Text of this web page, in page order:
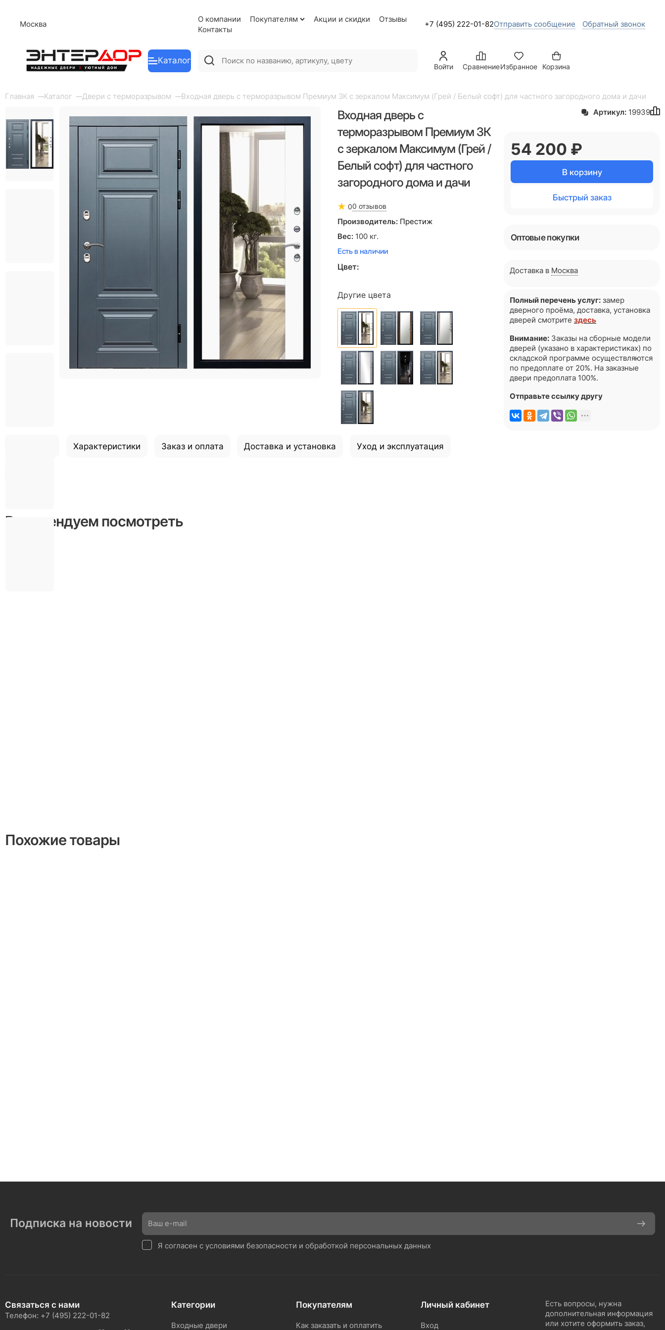
Москва
О компании Покупателям Акции и скидки
Отзывы
Контакты
+7 (495) 222-01-82Отправить сообщение Обратный звонок
Каталог
Войти СравнениеИзбранное Корзина
Главная Каталог Двери с терморазрывом Входная дверь с терморазрывом Премиум 3К с зеркалом Максимум (Грей / Белый софт) для частного загородного дома и дачи
Входная дверь с
терморазрывом Премиум 3К
с зеркалом Максимум (Грей /
Белый софт) для частного
загородного дома и дачи
00 отзывов
Производитель: Престиж
Вес: 100 кг.
Есть в наличии
Цвет:
Другие цвета
Характеристики Заказ и оплата Доставка и установка Уход и эксплуатация
Рекомендуем посмотреть
Похожие товары
Артикул: 19939
54 200 ₽
В корзину
Быстрый заказ
Оптовые покупки
Доставка в Москва
Полный перечень услуг: замер
дверного проёма, доставка, установка
дверей смотрите здесь
Внимание: Заказы на сборные модели
дверей (указано в характеристиках) по
складской программе осуществляются
по предоплате от 20%. На заказные
двери предоплата 100%.
Отправьте ссылку другу
Подписка на новости
Я согласен с условиями безопасности и обработкой персональных данных
Связаться с нами
Телефон: +7 (495) 222-01-82
Категории
Входные двери
Покупателям
Как заказать и оплатить
Личный кабинет
Вход
Есть вопросы, нужна
дополнительная информация
или хотите оформить заказ,